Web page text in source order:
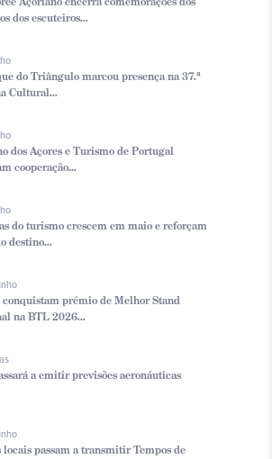
dos escuteiros...
do Triângulo marcou presença na 37.ª
Cultural...
dos Açores e Turismo de Portugal
cooperação...
do turismo crescem em maio e reforçam
destino...
conquistam prémio de Melhor Stand
na BTL 2026...
a emitir previsões aeronáuticas
locais passam a transmitir Tempos de